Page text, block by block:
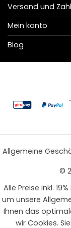
Versand und
Mein konto
Blog
Allgemeine
©
Alle Preise inkl.
um unsere
Ihnen das
wir Cookies.